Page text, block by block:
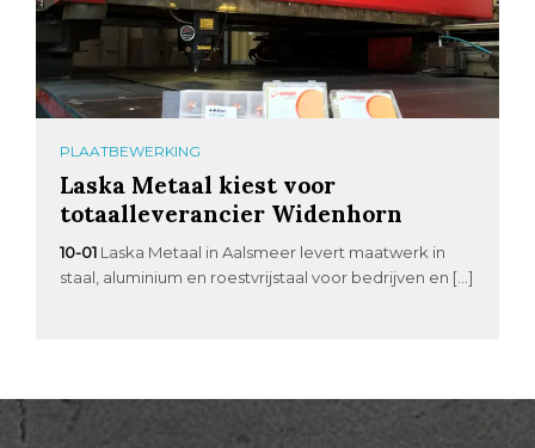
PLAATBEWERKING
Laska Metaal kiest voor
totaalleverancier Widenhorn
10-01 Laska Metaal in Aalsmeer levert maatwerk in
staal, aluminium en roestvrijstaal voor bedrijven en […]